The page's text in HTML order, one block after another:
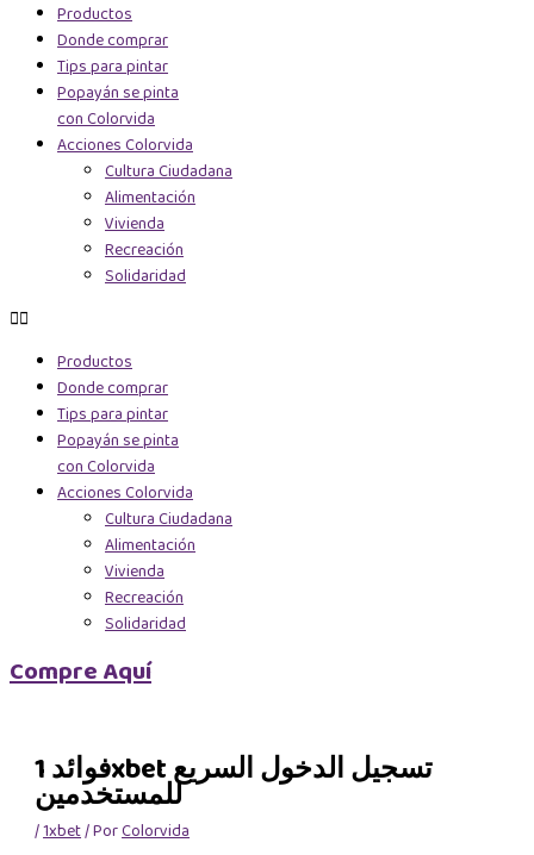
Productos
Donde comprar
Tips para pintar
Popayán se pinta
con Colorvida
Acciones Colorvida
Cultura Ciudadana
Alimentación
Vivienda
Recreación
Solidaridad
Productos
Donde comprar
Tips para pintar
Popayán se pinta
con Colorvida
Acciones Colorvida
Cultura Ciudadana
Alimentación
Vivienda
Recreación
Solidaridad
Compre Aquí
فوائد 1xbet تسجيل الدخول السريع
للمستخدمين
/1xbet/ PorColorvida